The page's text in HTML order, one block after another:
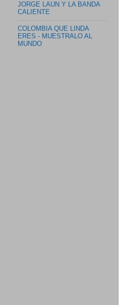
JORGE LAUN Y LA BANDA
CALIENTE
COLOMBIA QUE LINDA
ERES - MUESTRALO AL
MUNDO